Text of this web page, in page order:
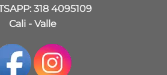
318 4095109
Cali - Valle